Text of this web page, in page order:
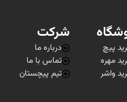
پیچ
مهره
واشر
شرکت
درباره ما
تماس با ما
تیم پیچستان